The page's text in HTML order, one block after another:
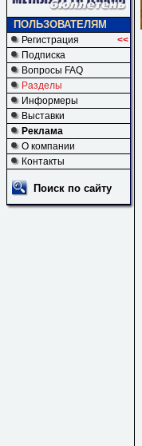
ПОЛЬЗОВАТЕЛЯМ
Регистрация
<<
Подписка
Вопросы FAQ
Разделы
Информеры
Выставки
Реклама
О компании
Контакты
Поиск по сайту